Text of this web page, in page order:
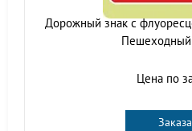
Дорожный знак с
Цена по